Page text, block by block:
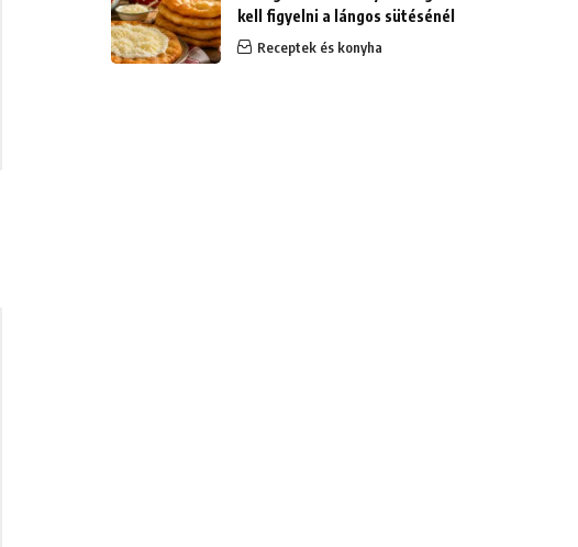
kell figyelni a lángos sütésénél
Receptek és konyha